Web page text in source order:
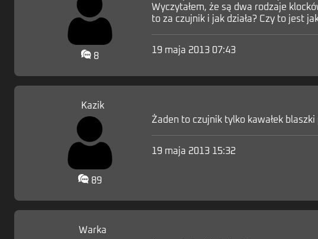
8
Wyczytałem, że są dwa rodzaje
to za czujnik i jak działa? Czy to jest
19 maja 2013 07:43
Kazik
89
Żaden to czujnik tylko kawałek
19 maja 2013 15:32
Warka